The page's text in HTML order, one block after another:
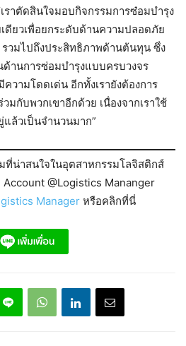
เราตัดสินใจมอบกิจกรรมการซ๋อมบำรุง
ดียวเพื่อยกระดับด้านความปลอดภัย
วมไปถึงประสิทธิภาพด้านต้นทุน ซึ่ง
ด้านการซ่อมบำรุงแบบครบวงจร
วามโดดเด่น อีกทั้งเรายังต้องการ
มกับพวกเขาอีกด้วย เนื่องจากเราใช้
ล้วเป็นจำนวนมาก”
ที่น่าสนใจในอุตสาหกรรมโลจิสติกส์
@Logistics Mananger
Manager หรือคลิกที่นี่